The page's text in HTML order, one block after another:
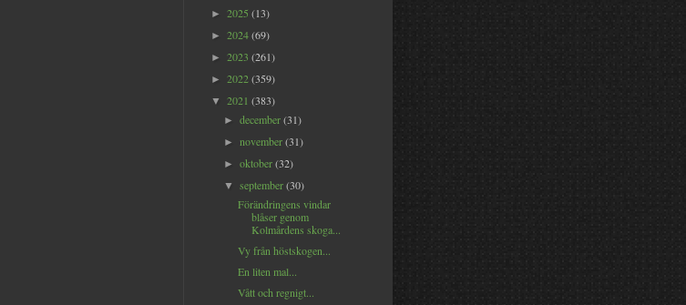
► 2025 (13)
► 2024(69)
► 2023 (261)
► 2022(359)
▼ 2021 (383)
►december(31)
►november(31)
►oktober(32)
▼september(30)
Förändringens vindar
blåser genom
Kolmårdens skoga...
Vy från höstskogen...
En liten mal...
Vått och regnigt...